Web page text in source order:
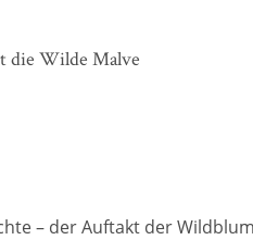
die Wilde Malve
– der Auftakt der